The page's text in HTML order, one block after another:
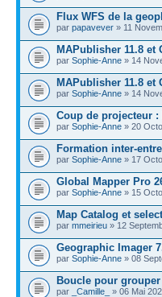
Flux WFS de la
par papavever » 11
MAPublisher 11.8 et
par Sophie-Anne » 14
MAPublisher 11.8 et
par Sophie-Anne » 14
Coup de projecteur :
par Sophie-Anne » 20
Formation inter-
par Sophie-Anne » 17
Global Mapper Pro
par Sophie-Anne » 15
Map Catalog et
par mmeirieu » 12
Geographic Imager
par Sophie-Anne » 08
Boucle pour
par _Camille_ » 06 Mai